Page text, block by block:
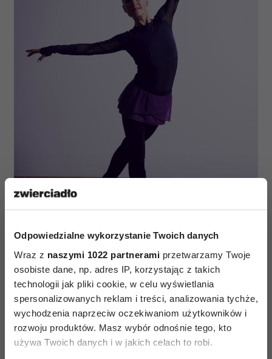
Odpowiedzialne wykorzystanie Twoich danych
Wraz z naszymi 1022 partnerami przetwarzamy Twoje
osobiste dane, np. adres IP, korzystając z takich
technologii jak pliki cookie, w celu wyświetlania
spersonalizowanych reklam i treści, analizowania tychże,
wychodzenia naprzeciw oczekiwaniom użytkowników i
rozwoju produktów. Masz wybór odnośnie tego, kto
używa Twoich danych i w jakich celach to robi.
Irina Kolganova (Fot. Albert Zawada/materiały prasowe
Sound Therapy)
Wybór studiów nie był dla Ciebie trudny?
dość naturalny. Po liceum tanecznym,
ukończyłam Akademię Kultury i Sztuki w Ułan
Ude - to uczelnia, która kształci przyszłych